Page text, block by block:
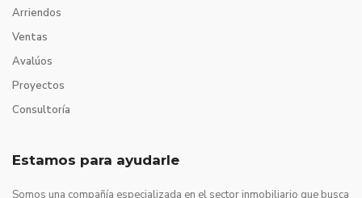
Arriendos
Ventas
Avalúos
Proyectos
Consultoría
Estamos para ayudarle
Somos una compañía especializada en el sector inmobiliario que busca